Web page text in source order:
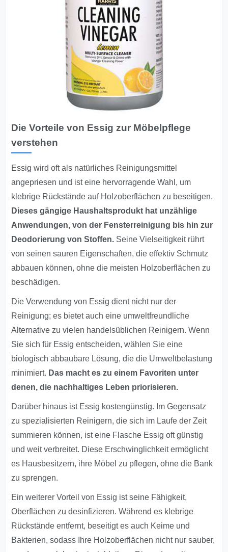
Die Vorteile von Essig zur Möbelpflege
verstehen
Essig wird oft als natürliches Reinigungsmittel
angepriesen und ist eine hervorragende Wahl, um
klebrige Rückstände auf Holzoberflächen zu beseitigen.
Dieses gängige Haushaltsprodukt hat unzählige
Anwendungen, von der Fensterreinigung bis hin zur
Deodorierung von Stoffen. Seine Vielseitigkeit rührt
von seinen sauren Eigenschaften, die effektiv Schmutz
abbauen können, ohne die meisten Holzoberflächen zu
beschädigen.
Die Verwendung von Essig dient nicht nur der
Reinigung; es bietet auch eine umweltfreundliche
Alternative zu vielen handelsüblichen Reinigern. Wenn
Sie sich für Essig entscheiden, wählen Sie eine
biologisch abbaubare Lösung, die die Umweltbelastung
minimiert. Das macht es zu einem Favoriten unter
denen, die nachhaltiges Leben priorisieren.
Darüber hinaus ist Essig kostengünstig. Im Gegensatz
zu spezialisierten Reinigern, die sich im Laufe der Zeit
summieren können, ist eine Flasche Essig oft günstig
und weit verbreitet. Diese Erschwinglichkeit ermöglicht
es Hausbesitzern, ihre Möbel zu pflegen, ohne die Bank
zu sprengen.
Ein weiterer Vorteil von Essig ist seine Fähigkeit,
Oberflächen zu desinfizieren. Während es klebrige
Rückstände entfernt, beseitigt es auch Keime und
Bakterien, sodass Ihre Holzoberflächen nicht nur sauber,